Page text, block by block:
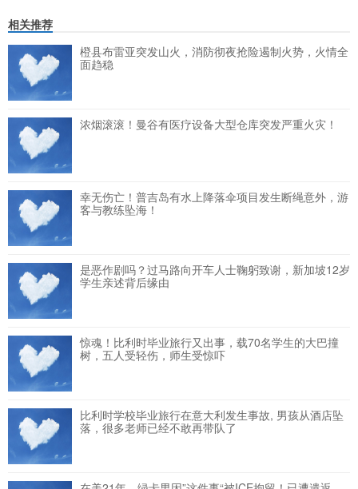
相关推荐
橙县布雷亚突发山火，消防彻夜抢险遏制火势，火情全
面趋稳
浓烟滚滚！曼谷有医疗设备大型仓库突发严重火灾！
幸无伤亡！普吉岛有水上降落伞项目发生断绳意外，游
客与教练坠海！
是恶作剧吗？过马路向开车人士鞠躬致谢，新加坡12岁
学生亲述背后缘由
惊魂！比利时毕业旅行又出事，载70名学生的大巴撞
树，五人受轻伤，师生受惊吓
比利时学校毕业旅行在意大利发生事故, 男孩从酒店坠
落，很多老师已经不敢再带队了